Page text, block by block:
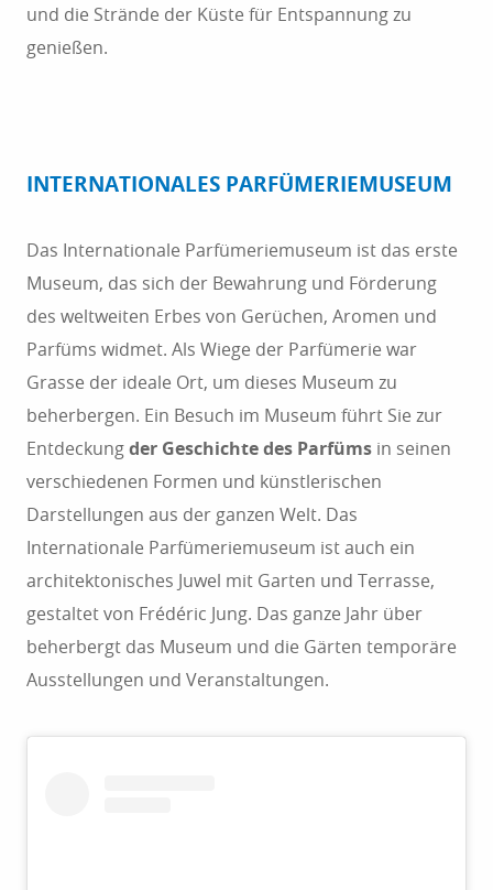
und die Strände der Küste für Entspannung zu
genießen.
INTERNATIONALES PARFÜMERIEMUSEUM
Das Internationale Parfümeriemuseum ist das erste
Museum, das sich der Bewahrung und Förderung
des weltweiten Erbes von Gerüchen, Aromen und
Parfüms widmet. Als Wiege der Parfümerie war
Grasse der ideale Ort, um dieses Museum zu
beherbergen. Ein Besuch im Museum führt Sie zur
Entdeckungder Geschichte des Parfüms in seinen
verschiedenen Formen und künstlerischen
Darstellungen aus der ganzen Welt. Das
Internationale Parfümeriemuseum ist auch ein
architektonisches Juwel mit Garten und Terrasse,
gestaltet von Frédéric Jung. Das ganze Jahr über
beherbergt das Museum und die Gärten temporäre
Ausstellungen und Veranstaltungen.